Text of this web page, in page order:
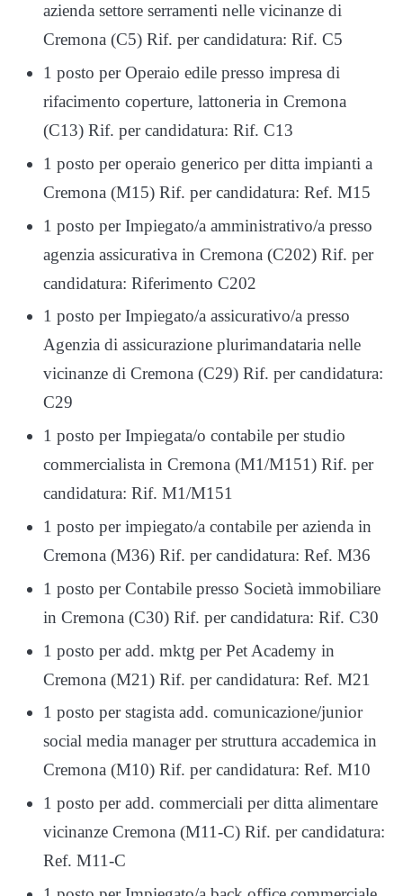
azienda settore serramenti nelle vicinanze di
Cremona (C5) Rif. per candidatura: Rif. C5
1 posto per Operaio edile presso impresa di
rifacimento coperture, lattoneria in Cremona
(C13) Rif. per candidatura: Rif. C13
1 posto per operaio generico per ditta impianti a
Cremona (M15) Rif. per candidatura: Ref. M15
1 posto per Impiegato/a amministrativo/a presso
agenzia assicurativa in Cremona (C202) Rif. per
candidatura: Riferimento C202
1 posto per Impiegato/a assicurativo/a presso
Agenzia di assicurazione plurimandataria nelle
vicinanze di Cremona (C29) Rif. per candidatura:
C29
1 posto per Impiegata/o contabile per studio
commercialista in Cremona (M1/M151) Rif. per
candidatura: Rif. M1/M151
1 posto per impiegato/a contabile per azienda in
Cremona (M36) Rif. per candidatura: Ref. M36
1 posto per Contabile presso Società immobiliare
in Cremona (C30) Rif. per candidatura: Rif. C30
1 posto per add. mktg per Pet Academy in
Cremona (M21) Rif. per candidatura: Ref. M21
1 posto per stagista add. comunicazione/junior
social media manager per struttura accademica in
Cremona (M10) Rif. per candidatura: Ref. M10
1 posto per add. commerciali per ditta alimentare
vicinanze Cremona (M11-C) Rif. per candidatura:
Ref. M11-C